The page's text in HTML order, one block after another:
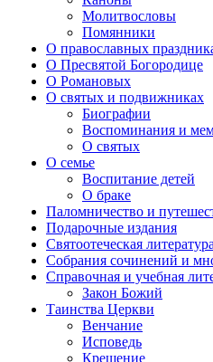
Молитвословы
Помянники
О православных
О Пресвятой Богородице
О Романовых
О святых и подвижниках
Биографии
Воспоминания и
О святых
О семье
Воспитание детей
О браке
Паломничество и
Подарочные издания
Святоотеческая литература
Собрания сочинений и
Справочная и учебная
Закон Божий
Таинства Церкви
Венчание
Исповедь
Крещение